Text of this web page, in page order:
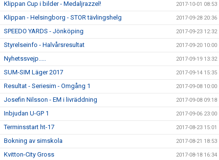
Klippan Cup i bilder - Medaljrazzel! 2017-10-01 08:53
Klippan - Helsingborg - STOR tävlingshelg 2017-09-28 20:36
SPEEDO YARDS - Jönköping 2017-09-23 12:32
Styrelseinfo - Halvårsresultat 2017-09-20 10:00
Nyhetssvejp..... 2017-09-19 13:32
SUM-SIM Läger 2017 2017-09-14 15:35
Resultat - Seriesim - Omgång 1 2017-09-08 10:00
Josefin Nilsson - EM i livräddning 2017-09-08 09:18
Inbjudan U-GP 1 2017-09-06 23:00
Terminsstart ht-17 2017-08-23 15:01
Bokning av simskola 2017-08-21 18:53
Kvitton-City Gross 2017-08-18 16:34